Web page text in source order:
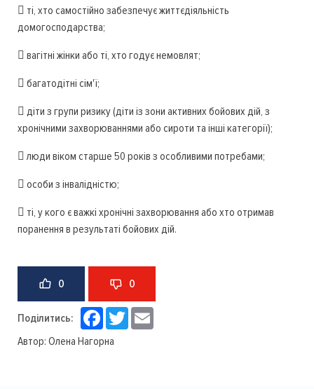
 ті, хто самостійно забезпечує життєдіяльність
домогосподарства;
 вагітні жінки або ті, хто годує немовлят;
 багатодітні сім'ї;
 діти з групи ризику (діти із зони активних бойових дій, з
хронічними захворюваннями або сироти та інші категорії);
 люди віком старше 50 років з особливими потребами;
 особи з інвалідністю;
 ті, у кого є важкі хронічні захворювання або хто отримав
поранення в результаті бойових дій.
0 0
Поділитись: Facebook
Twitter
Автор: Олена Нагорна